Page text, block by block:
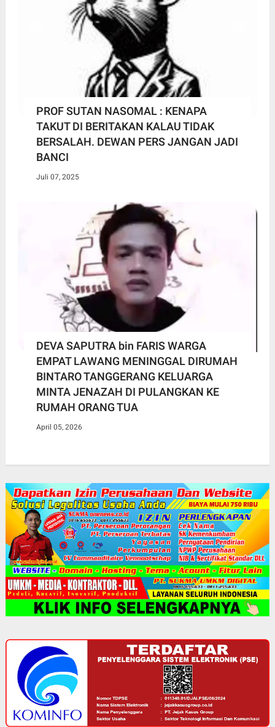
PROF SUTAN NASOMAL : KENAPA
TAKUT DI BERITAKAN KALAU TIDAK
BERSALAH. DEWAN PERS JANGAN JADI
BANCI
Juli 07, 2025
DEVA SAPUTRA bin FARIS WARGA
EMPAT LAWANG MENINGGAL DIRUMAH
BINTARO TANGGERANG KELUARGA
MINTA JENAZAH DI PULANGKAN KE
RUMAH ORANG TUA
April 05, 2026